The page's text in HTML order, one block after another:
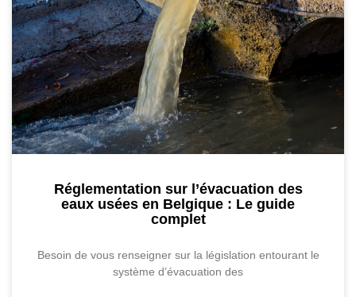
Réglementation sur l’évacuation des
eaux usées en Belgique : Le guide
complet
Besoin de vous renseigner sur la législation entourant le
système d’évacuation des